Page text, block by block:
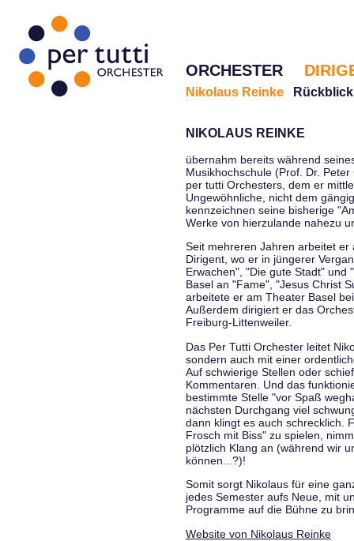
ORCHESTER
Nikolaus Reinke Rückblick
NIKOLAUS REINKE
übernahm bereits während
Musikhochschule (Prof. Dr.
per tutti Orchesters, dem er
Ungewöhnliche, nicht dem
kennzeichnen seine bisherige
Werke von hierzulande nahezu
Seit mehreren Jahren arbeitet
Dirigent, wo er in jüngerer
Erwachen", "Die gute Stadt" und
Basel an "Fame", "Jesus Christ
arbeitete er am Theater Basel
Außerdem dirigiert er das
Freiburg-Littenweiler.
Das Per Tutti Orchester leitet
sondern auch mit einer
Auf schwierige Stellen oder
Kommentaren. Und das
bestimmte Stelle "vor Spaß
nächsten Durchgang viel
dann klingt es auch schrecklich.
Frosch mit Biss" zu spielen,
plötzlich Klang an (während wir
können...?)!
Somit sorgt Nikolaus für eine
jedes Semester aufs Neue, mit
Programme auf die Bühne zu
Website von Nikolaus Reinke